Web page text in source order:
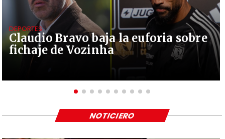
Claudio Bravo baja la euforia sobre
fichaje de Vozinha
DEPORTES
NOTICIERO